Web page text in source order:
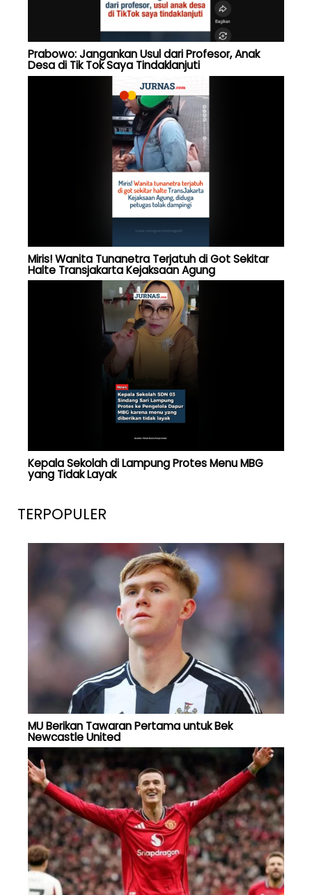
Prabowo: Jangankan Usul dari Profesor, Anak
Desa di Tik Tok Saya Tindaklanjuti
Miris! Wanita Tunanetra Terjatuh di Got Sekitar
Halte Transjakarta Kejaksaan Agung
Kepala Sekolah di Lampung Protes Menu MBG
yang Tidak Layak
TERPOPULER
MU Berikan Tawaran Pertama untuk Bek
Newcastle United